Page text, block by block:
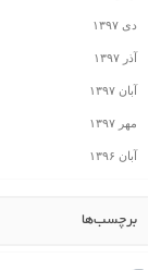
دی ۱۳۹۷
آذر ۱۳۹۷
آبان ۱۳۹۷
مهر ۱۳۹۷
آبان ۱۳۹۶
برچسب‌ها